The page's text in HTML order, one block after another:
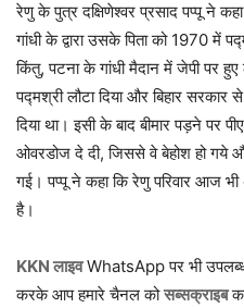
रेणु के पुत्र दक्षिणेश्वर प्रसाद पप्पू ने
गांधी के द्वारा उसके पिता को 1970 में
किंतु, पटना के गांधी मैदान में जेपी पर
पद्मश्री लौटा दिया और बिहार
दिया था। इसी के बाद बीमार पड़ने पर
ओवरडोज दे दी, जिससे वे बेहोश हो गये
गई। पप्पू ने कहा कि रेणु परिवार आज भी
है।
KKN लाइवWhatsApp पर भी
करके आप हमारे चैनल कोसब्सक्राइब